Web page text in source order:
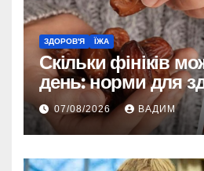
ЗДОРОВ'Я ЇЖА
Скільки фініків
день: норми для
енергії
07/08/2026 ВАДИМ